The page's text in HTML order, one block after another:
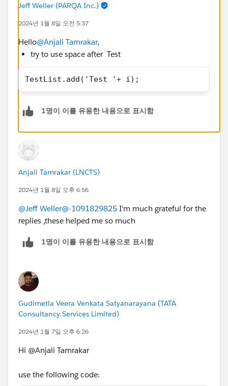
Jeff Weller (PARQA Inc.)
2024년 1월 8일 오전 5:37
Hello@Anjali Tamrakar,
try to use space after Test
TestList.add('Test '+ i);
1명이 이를 유용한 내용으로 표시함
Anjali Tamrakar (LNCTS)
2024년 1월 8일 오후 6:56
@Jeff Weller@-1091829825 I'm much grateful for the
replies ,these helped me so much
1명이 이를 유용한 내용으로 표시함
Gudimetla Veera Venkata Satyanarayana (TATA
Consultancy Services Limited)
2024년 1월 7일 오후 6:26
Hi @Anjali Tamrakar
use the following code: